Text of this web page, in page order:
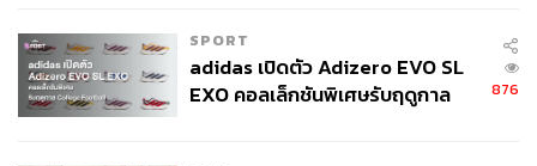
SPORT
adidas เปิดตัว Adizero EVO SL
EXO คอลเล็กชันพิเศษรับฤดูกาล
876